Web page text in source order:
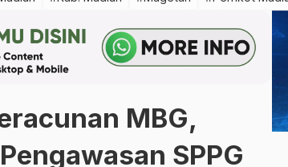
MBG,
SPPG